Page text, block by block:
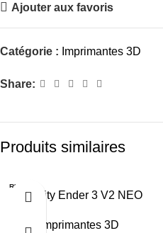
Ajouter aux favoris
Catégorie : Imprimantes 3D
Share:
Produits similaires
RUPTU
Creality Ender 3 V2 NEO
Imprimantes 3D